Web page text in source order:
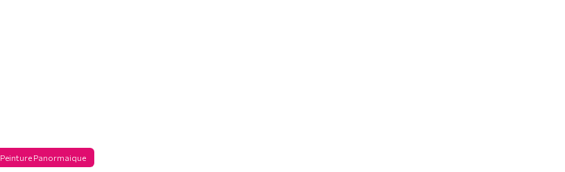
Peinture Panormaique